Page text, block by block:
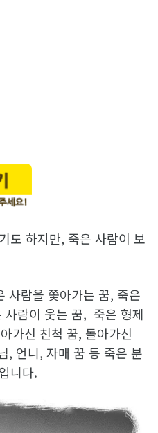
도 하지만, 죽은 사람이 보
사람을 쫓아가는 꿈, 죽은
사람이 웃는 꿈, 죽은 형제
가신 친척 꿈, 돌아가신
, 언니, 자매 꿈 등 죽은 분
니다.